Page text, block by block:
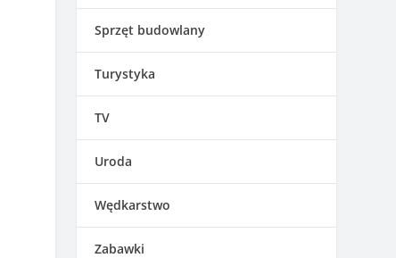
Sprzęt budowlany
Turystyka
TV
Uroda
Wędkarstwo
Zabawki